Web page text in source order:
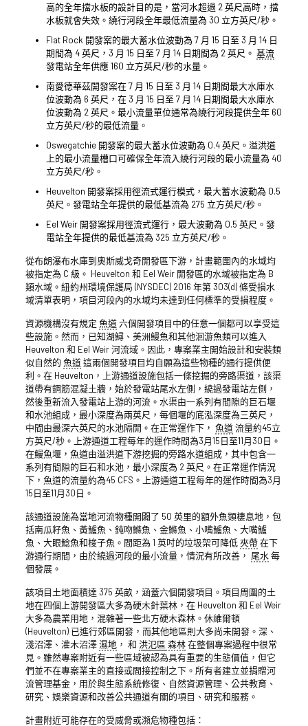
高的全年擋水板的設計目的是，當河水超過 2 英尺高時，擋
水板就會失效。繞行河段全年最低流量為 30 立方英尺/秒。
Flat Rock 開發案的最大蓄水位波動為 7 月 15 日至 3 月 14 日
期間為 4 英尺，3 月 15 日至 7 月 14 日期間為 2 英尺。 基流
發電站全年供應 160 立方英尺/秒的水量。
南愛德華茲開發案在 7 月 15 日至 3 月 14 日期間最大水庫水
位波動為 6 英尺，在 3 月 15 日至 7 月 14 日期間最大水庫水
位波動為 2 英尺。最小流量單位通常為繞行河段提供全年 60
立方英尺/秒的最低流量。
Oswegatchie 開發案的最大蓄水位波動為 0.4 英尺。溢洪道
上的最小流量槽口可確保全年流入繞行河段的最小流量為 40
立方英尺/秒。
Heuvelton 開發案採用徑流式運行模式，最大蓄水波動為 0.5
英尺。發電站全年提供的最低基流為 275 立方英尺/秒。
Eel Weir 開發案採用徑流式運行，最大波動為 0.5 英尺。發
電站全年提供的最低基流為 325 立方英尺/秒。
從布朗瀑布水庫到奧斯威戈奇開發區下游，計畫範圍內的水域均
被指定為 C 級。 Heuvelton 和 Eel Weir 開發區的水域被指定為 B
類水域。紐約州環境保護局 (NYSDEC) 2016 年第 303(d) 條受損水
域清單表明，項目河段內的水域均未達到任何標準的受損程度。
資源機構沒有規定 魚道六個開發項目中的任意一個都可以享受這
些設施。然而，已知湖鱘、美洲鰻魚和其他洄游魚類可以進入
Heuvelton 和 Eel Weir 河流域。因此，專案業主開始設計和安裝類
似自然的 魚道這兩個開發項目均自願為這些物種的通行提供便
利。在 Heuvelton，上游通道設施包括一條挖掘的旁路渠道，該渠
道帶有鋼筋混凝土牆，始於發電站尾水左側，繞過發電站左側，
然後重新流入發電站上游的河流。水渠由一系列有間隙的巨石堰
和水池組成，最小深度為兩英尺，每個堰的底泓深度為三英尺，
中間由最深六英尺的水池隔開。在正常運作下， 魚道流量約45立
方英尺/秒。上游通道工程每年的運作時間為3月15日至11月30日。
在鰻魚堰，魚道由溢洪道下游挖掘的旁路水道組成，其中包含一
系列有間隙的巨石和水池，最小深度為 2 英尺。在正常運作情況
下，魚道的流量約為45 CFS。上游通道工程每年的運作時間為3月
15日至11月30日。
該通道設施為當地河流物種開闢了 50 英里的額外魚類棲息地，包
括南瓜籽魚、黃鱸魚、鈍吻鰷魚、金鰷魚、小嘴鱸魚、大嘴鱸
魚、大眼鯰魚和梭子魚。間距為 1 英吋的垃圾架可降低夾帶在下
游通行期間，由於繞過河段的最小流量，情況有所改善， 尾水 每
個發展。
該項目土地面積達 375 英畝，涵蓋六個開發項目。項目周圍的土
地在四個上游開發區大多為硬木針葉林，在 Heuvelton 和 Eel Weir
大多為農業用地，混雜著一些北方硬木森林。休維爾頓
(Heuvelton) 已進行郊區開發，而其他地區則大多尚未開發。深、
淺沼澤、灌木沼澤濕地 ， 和 洪氾區 森林在整個專案過程中很常
見。雖然專案附近有一些區域被認為具有重要的生態價值，但它
們並不在專案業主的直接或間接控制之下。所有者建立並捐贈河
流管理基金，用於與生態系統修復、自然資源管理、公共教育、
研究、娛樂資源和改善公共通道有關的項目、研究和服務。
計畫附近可能存在的受威脅或瀕危物種包括：